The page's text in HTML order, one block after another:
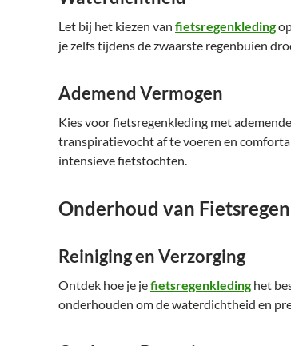
Let bij het kiezen van fietsregenkleding
je zelfs tijdens de zwaarste regenbuien
Ademend Vermogen
Kies voor fietsregenkleding met
transpiratievocht af te voeren en
intensieve fietstochten.
Onderhoud van
Reiniging en Verzorging
Ontdek hoe je jefietsregenkleding het
onderhouden om de waterdichtheid en